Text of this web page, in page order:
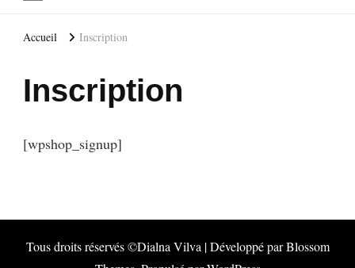
Accueil Inscription
Inscription
[wpshop_signup]
Tous droits réservés ©Dialna Vilva | Développé parBlossom